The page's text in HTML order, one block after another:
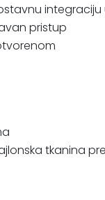
pristup
najlonska tkanina